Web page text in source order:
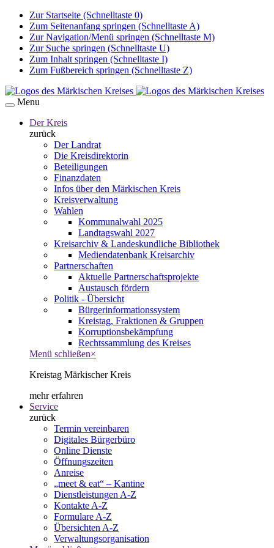
Zur Startseite (Schnelltaste 0)
Zum Seitenanfang springen (Schnelltaste A)
Zur Navigation/Menü springen (Schnelltaste M)
Zur Suche springen (Schnelltaste U)
Zum Inhalt springen (Schnelltaste I)
Zum Fußbereich springen (Schnelltaste Z)
Menu
Der Kreis
zurück
Der Landrat
Die Kreisdirektorin
Beteiligungen
Finanzdaten
Infos über den Märkischen Kreis
Kreisverwaltung
Wahlen
Kommunalwahl 2025
Landtagswahl 2027
Kreisarchiv & Landeskundliche Bibliothek
Mediendatenbank Kreisarchiv
Partnerschaften
Aktuelle Partnerschaftsprojekte
Austausch fördern
Politik - Übersicht
Bürgerinformationssystem
Kreistag, Fraktionen & Gruppen
Korruptionsbekämpfung
Rechtssammlung des Kreises
Menü schließen×
Kreistag Märkischer Kreis
mehr erfahren
Service
zurück
Termin vereinbaren
Digitales Bürgerbüro
Online Dienste
Öffnungszeiten
Anreise
„meet & eat“ – Kantine
Dienstleistungen A-Z
Kontakte A-Z
Formulare A-Z
Übersichten A-Z
Verwaltungsorganisation